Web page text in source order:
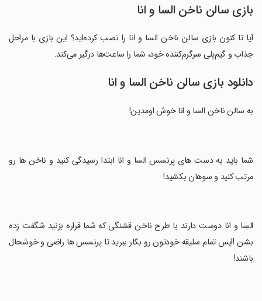
بازی سالن ناخن السا و انا
آیا تا کنون بازی سالن ناخن السا و انا را نصب کرده‌اید؟ این بازی با مراحل
جذاب و گیم‌پلی سرگرم‌کننده خود، شما را ساعت‌ها درگیر می‌کند.
دانلود بازی سالن ناخن السا و انا
به سالن ناخن السا و انا خوش اومدین!
‏شما باید به دست های پرنسس السا و انا ابتدا رسیدگی کنید و ناخن ها رو
مرتب کنید و سوهان بکشید!
‏السا و انا دوست دارند با طرح ناخن قشنگی که شما قراره بزنید شگفت زده
بشن !!پس تمام سلیقه خودتون رو بکار ببرید تا پرنسس ها راضی و خوشحال
باشند!